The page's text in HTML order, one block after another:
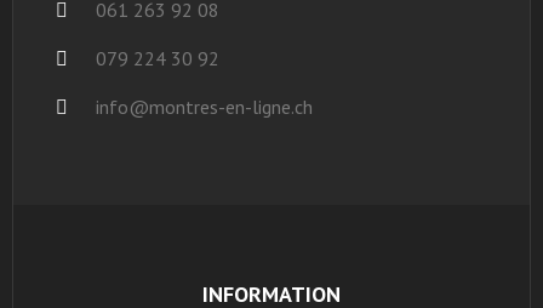
061 263 92 08
079 224 30 92
info@montres-en-ligne.ch
INFORMATION